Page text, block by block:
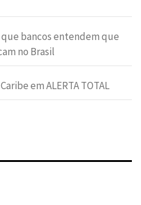
bancos entendem que
no Brasil
em ALERTA TOTAL